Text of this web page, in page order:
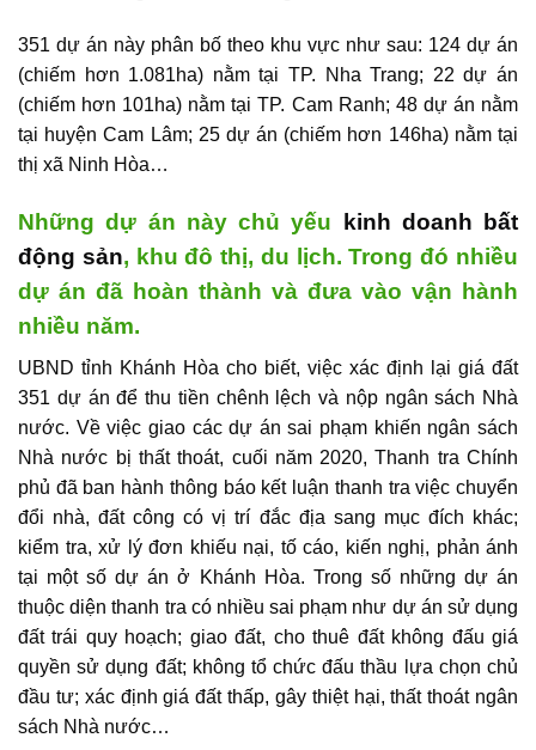
351 dự án này phân bố theo khu vực như sau: 124 dự án
(chiếm hơn 1.081ha) nằm tại TP. Nha Trang; 22 dự án
(chiếm hơn 101ha) nằm tại TP. Cam Ranh; 48 dự án nằm
tại huyện Cam Lâm; 25 dự án (chiếm hơn 146ha) nằm tại
thị xã Ninh Hòa…
Những dự án này chủ yếu kinh doanh bất
động sản, khu đô thị, du lịch. Trong đó nhiều
dự án đã hoàn thành và đưa vào vận hành
nhiều năm.
UBND tỉnh Khánh Hòa cho biết, việc xác định lại giá đất
351 dự án để thu tiền chênh lệch và nộp ngân sách Nhà
nước. Về việc giao các dự án sai phạm khiến ngân sách
Nhà nước bị thất thoát, cuối năm 2020, Thanh tra Chính
phủ đã ban hành thông báo kết luận thanh tra việc chuyển
đổi nhà, đất công có vị trí đắc địa sang mục đích khác;
kiểm tra, xử lý đơn khiếu nại, tố cáo, kiến nghị, phản ánh
tại một số dự án ở Khánh Hòa. Trong số những dự án
thuộc diện thanh tra có nhiều sai phạm như dự án sử dụng
đất trái quy hoạch; giao đất, cho thuê đất không đấu giá
quyền sử dụng đất; không tổ chức đấu thầu lựa chọn chủ
đầu tư; xác định giá đất thấp, gây thiệt hại, thất thoát ngân
sách Nhà nước…